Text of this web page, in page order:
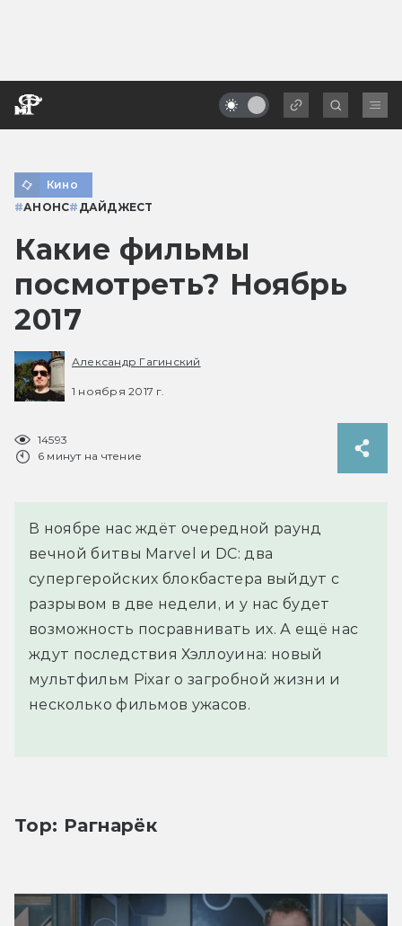
Кино
#АНОНС# ДАЙДЖЕСТ
Какие фильмы
посмотреть? Ноябрь
2017
Александр Гагинский
1 ноября 2017 г.
14593
6 минут на чтение
В ноябре нас ждёт очередной раунд
вечной битвы Marvel и DC: два
супергеройских блокбастера выйдут с
разрывом в две недели, и у нас будет
возможность посравнивать их. А ещё нас
ждут последствия Хэллоуина: новый
мультфильм Pixar о загробной жизни и
несколько фильмов ужасов.
Тор: Рагнарёк